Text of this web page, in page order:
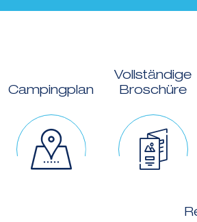
Campingplan
Vollständige
Broschüre